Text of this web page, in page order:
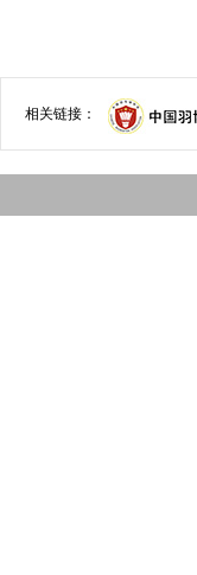
相关链接：